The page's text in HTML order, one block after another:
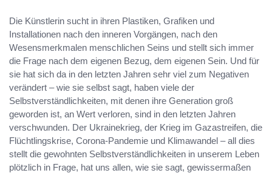
Die Künstlerin sucht in ihren Plastiken, Grafiken und
Installationen nach den inneren Vorgängen, nach den
Wesensmerkmalen menschlichen Seins und stellt sich immer
die Frage nach dem eigenen Bezug, dem eigenen Sein. Und für
sie hat sich da in den letzten Jahren sehr viel zum Negativen
verändert – wie sie selbst sagt, haben viele der
Selbstverständlichkeiten, mit denen ihre Generation groß
geworden ist, an Wert verloren, sind in den letzten Jahren
verschwunden. Der Ukrainekrieg, der Krieg im Gazastreifen, die
Flüchtlingskrise, Corona-Pandemie und Klimawandel – all dies
stellt die gewohnten Selbstverständlichkeiten in unserem Leben
plötzlich in Frage, hat uns allen, wie sie sagt, gewissermaßen